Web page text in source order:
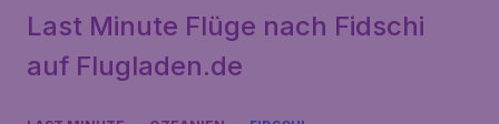
Last Minute Flüge nach Fidschi
auf Flugladen.de